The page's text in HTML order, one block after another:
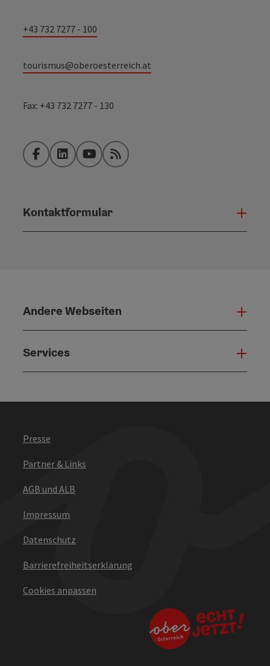
+43 732 7277 - 100
tourismus@oberoesterreich.at
Fax: +43 732 7277 - 130
FacebookLinkedInYouTubeRSS-Feed
Kontaktformular
Andere Webseiten
Services
Presse
Partner & Links
AGB und ALB
Impressum
Datenschutz
Barrierefreiheitserklärung
Cookies anpassen